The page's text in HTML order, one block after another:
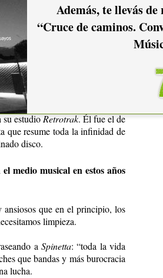
han aportado
de la muy linda banda
Además de participar como
su estudioRetrotrak. Él fue el de
que resume toda la infinidad de
disco.
medio musical en estos años
ansiosos que en el principio, los
limpieza.
aSpinetta: “toda la vida
que bandas y más burocracia
lucha.
Además, te llevás
“Cruce de caminos.